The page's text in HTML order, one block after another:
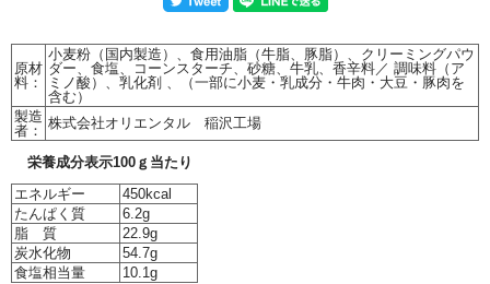
原材
料：
小麦粉（国内製造）、食用油脂（牛脂、豚脂）、クリーミングパウ
ダー、食塩、コーンスターチ、砂糖、牛乳、香辛料／ 調味料（ア
ミノ酸）、乳化剤 、（一部に小麦・乳成分・牛肉・大豆・豚肉を
含む）
製造
者：
株式会社オリエンタル 稲沢工場
栄養成分表示100ｇ当たり
エネルギー
450kcal
たんぱく質
6.2g
脂 質
22.9g
炭水化物
54.7g
食塩相当量
10.1g